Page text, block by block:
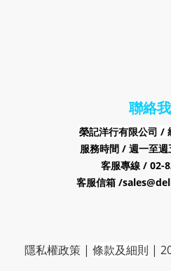
聯絡
榮記洋行有限公司 /
服務時間 / 週一至
客服專線 / 02-
客服信箱 /
隱私權政策| 條款及細則 |